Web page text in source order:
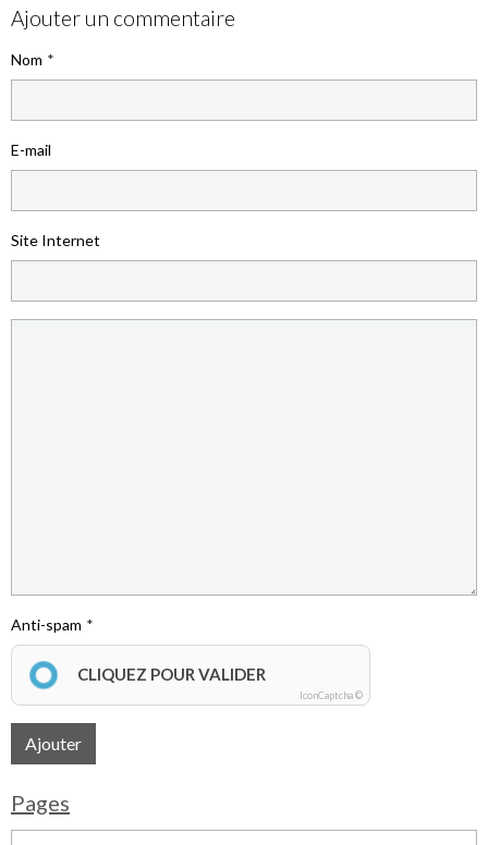
Ajouter un commentaire
Nom
E-mail
Site Internet
Anti-spam
CLIQUEZ POUR VALIDER
IconCaptcha ©
Ajouter
Pages